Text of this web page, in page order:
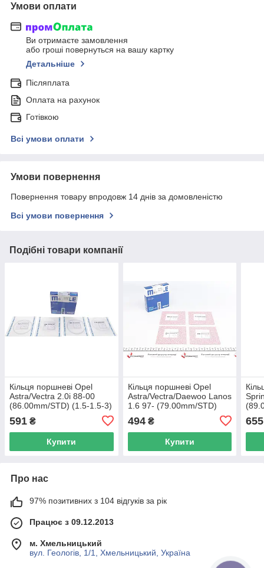
Умови оплати
Ви отримаєте замовлення
або гроші повернуться на вашу картку
Детальніше
Післяплата
Оплата на рахунок
Готівкою
Всі умови оплати
Умови повернення
Повернення товару впродовж 14 днів за домовленістю
Всі умови повернення
Подібні товари компанії
Кільця поршневі Opel
Astra/Vectra 2.0i 88-00
(86.00mm/STD) (1.5-1.5-3)
591 ₴
Купити
Кільця поршневі Opel
Astra/Vectra/Daewoo Lanos
1.6 97- (79.00mm/STD)
(1.2-1.5-3) MAHLE 011 08
V0 UA62
494₴
Купити
655
Про нас
97% позитивних з 104 відгуків за рік
Працює з 09.12.2013
м. Хмельницький
вул. Геологів, 1/1, Хмельницький, Україна